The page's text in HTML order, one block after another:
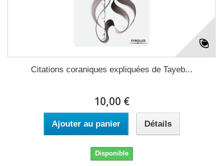
Citations coraniques expliquées de Tayeb...
10,00 €
Ajouter au panier Détails
Disponible